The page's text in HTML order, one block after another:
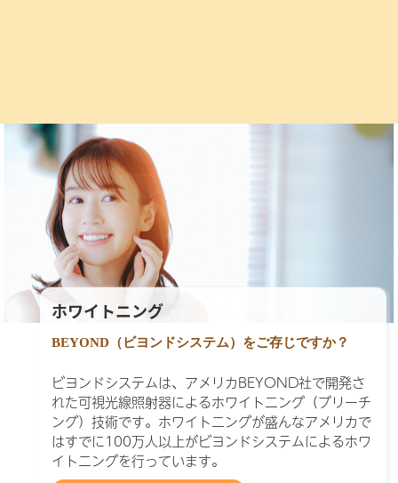
ホワイトニング
BEYOND（ビヨンドシステム）をご存じですか？
ビヨンドシステムは、アメリカBEYOND社で開発さ
れた可視光線照射器によるホワイトニング（ブリーチ
ング）技術です。ホワイトニングが盛んなアメリカで
はすでに100万人以上がビヨンドシステムによるホワ
イトニングを行っています。